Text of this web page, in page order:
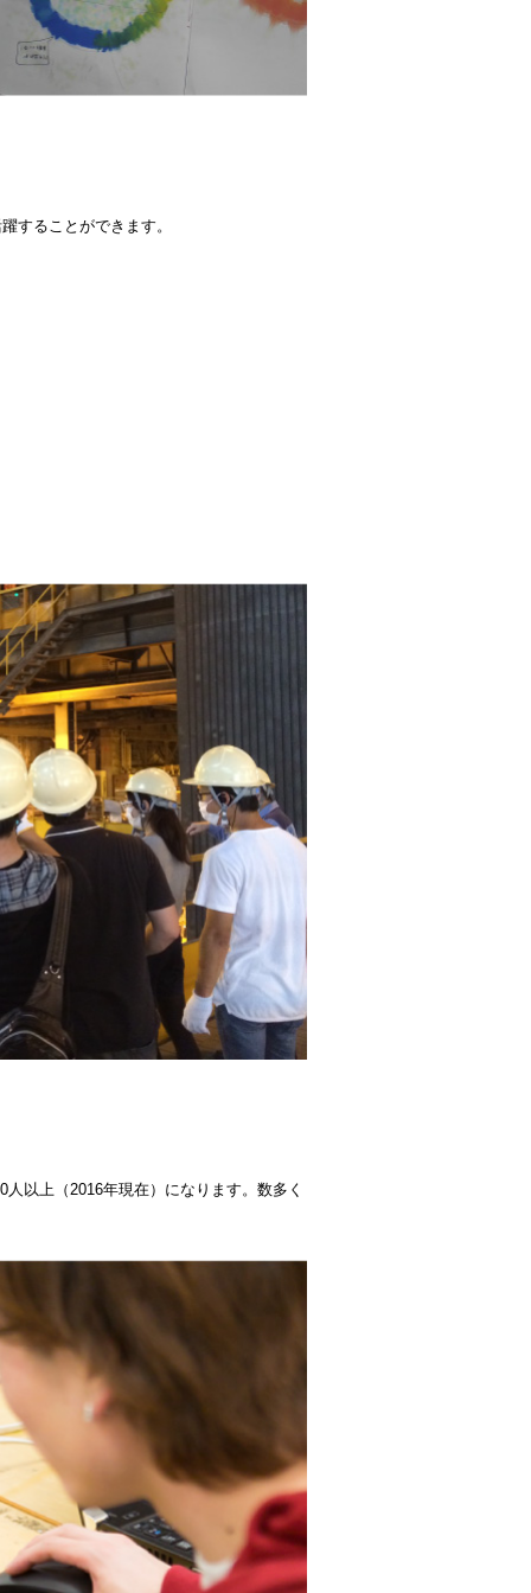
することができます。
以上（2016年現在）になります。数多く